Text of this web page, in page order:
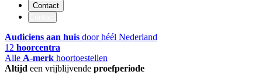
Contact
Audiciens aan huis door héél Nederland
12 hoorcentra
Alle A-merk hoortoestellen
Altijd een vrijblijvende proefperiode